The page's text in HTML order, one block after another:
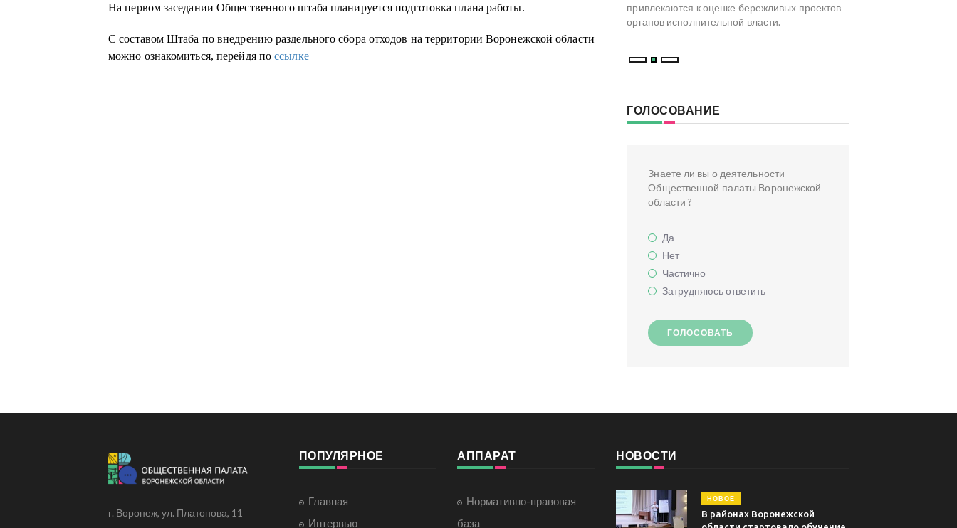
На первом заседании Общественного штаба планируется подготовка плана работы.
С составом Штаба по внедрению раздельного сбора отходов на территории Воронежской области
можно ознакомиться, перейдя поссылке
Москвитина.
привлекаются к оценке бережливых проектов
органов исполнительной власти.
ГОЛОСОВАНИЕ
Знаете ли вы о деятельности
Общественной палаты Воронежской
области ?
Да
Нет
Частично
Затрудняюсь ответить
ГОЛОСОВАТЬ
г. Воронеж, ул. Платонова, 11
ПОПУЛЯРНОЕ
Главная
Интервью
АППАРАТ
Нормативно-правовая
база
НОВОСТИ
НОВОЕ
В районах Воронежской